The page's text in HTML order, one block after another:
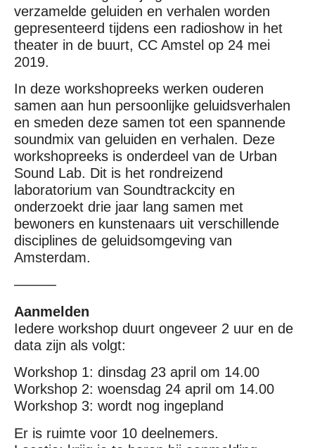
verzamelde geluiden en verhalen worden
gepresenteerd tijdens een radioshow in het
theater in de buurt, CC Amstel op 24 mei
2019.
In deze workshopreeks werken ouderen
samen aan hun persoonlijke geluidsverhalen
en smeden deze samen tot een spannende
soundmix van geluiden en verhalen. Deze
workshopreeks is onderdeel van de Urban
Sound Lab. Dit is het rondreizend
laboratorium van Soundtrackcity en
onderzoekt drie jaar lang samen met
bewoners en kunstenaars uit verschillende
disciplines de geluidsomgeving van
Amsterdam.
———
Aanmelden
Iedere workshop duurt ongeveer 2 uur en de
data zijn als volgt:
Workshop 1: dinsdag 23 april om 14.00
Workshop 2: woensdag 24 april om 14.00
Workshop 3: wordt nog ingepland
Er is ruimte voor 10 deelnemers.